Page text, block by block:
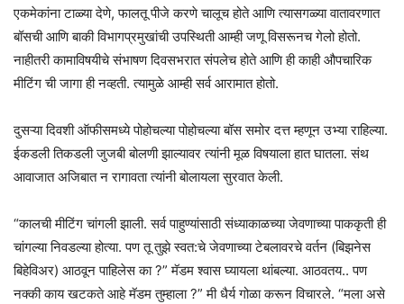
एकमेकांना टाळ्या देणे, फालतू पीजे करणे चालूच होते आणि त्यासगळ्या वातावरणात
बॉसची आणि बाकी विभागप्रमुखांची उपस्थिती आम्ही जणू विसरूनच गेलो होतो.
नाहीतरी कामाविषयीचे संभाषण दिवसभरात संपलेच होते आणि ही काही औपचारिक
मीटिंग ची जागा ही नव्हती. त्यामुळे आम्ही सर्व आरामात होतो.
दुसऱ्या दिवशी ऑफीसमध्ये पोहोचल्या पोहोचल्या बॉस समोर दत्त म्हणून उभ्या राहिल्या.
ईकडली तिकडली जुजबी बोलणी झाल्यावर त्यांनी मूळ विषयाला हात घातला. संथ
आवाजात अजिबात न रागावता त्यांनी बोलायला सुरवात केली.
“कालची मीटिंग चांगली झाली. सर्व पाहुण्यांसाठी संध्याकाळच्या जेवणाच्या पाककृती ही
चांगल्या निवडल्या होत्या. पण तू तुझे स्वत:चे जेवणाच्या टेबलावरचे वर्तन (बिझनेस
बिहेविअर) आठवून पाहिलेस का ?” मॅडम श्वास घ्यायला थांबल्या. आठवतय.. पण
नक्की काय खटकते आहे मॅडम तुम्हाला ?” मी धैर्य गोळा करून विचारले. “मला असे